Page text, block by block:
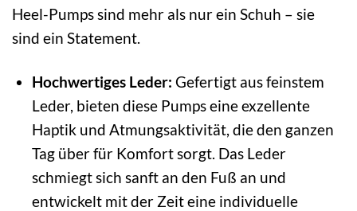
Heel-Pumps sind mehr als nur ein Schuh – sie
sind ein Statement.
Hochwertiges Leder: Gefertigt aus feinstem
Leder, bieten diese Pumps eine exzellente
Haptik und Atmungsaktivität, die den ganzen
Tag über für Komfort sorgt. Das Leder
schmiegt sich sanft an den Fuß an und
entwickelt mit der Zeit eine individuelle